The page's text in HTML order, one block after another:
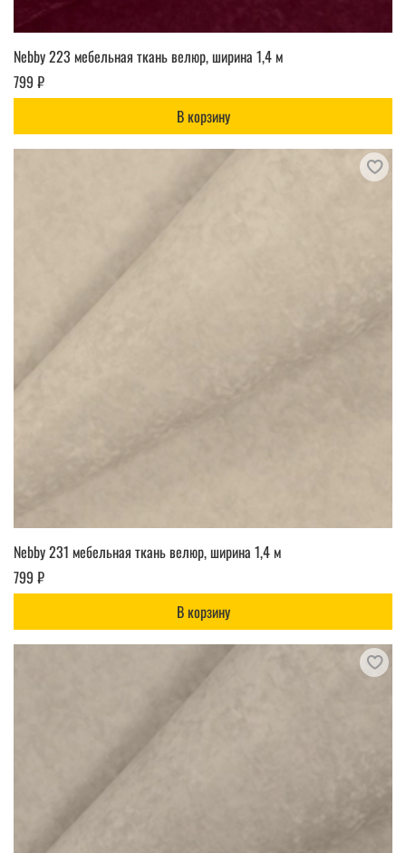
Nebby 223 мебельная ткань велюр, ширина 1,4 м
799 ₽
В корзину
Nebby 231 мебельная ткань велюр, ширина 1,4 м
799 ₽
В корзину